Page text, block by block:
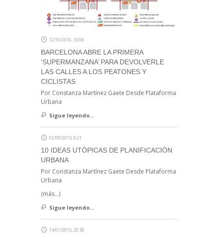
12/10/2016, 10:06
BARCELONA ABRE LA PRIMERA
‘SUPERMANZANA’ PARA DEVOLVERLE
LAS CALLES A LOS PEATONES Y
CICLISTAS
Por Constanza Martínez Gaete Desde Plataforma
Urbana
Sigue leyendo...
02/09/2015, 9:21
10 IDEAS UTÓPICAS DE PLANIFICACIÓN
URBANA
Por Constanza Martínez Gaete Desde Plataforma
Urbana
(más…)
Sigue leyendo...
14/01/2015, 20:30